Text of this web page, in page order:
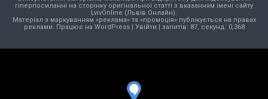
гіперпосиланні на сторінку оригінальної статті з вказанням імені сайту
LvivOnline (Львів Онлайн).
Матеріал з маркуванням «реклама» та «промоція» публікується на правах
реклами. Працює на WordPress| Увійти | запитів: 87, секунд: 0,368